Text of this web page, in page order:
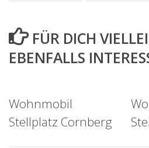
FÜR DICH
EBENFALLS
Wohnmobil
Stellplatz Cornberg